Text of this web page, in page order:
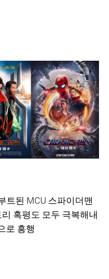
트된 MCU 스파이더맨
혹평도 모두 극복해내
로 흥행